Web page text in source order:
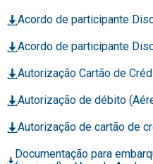
Acordo de participante
Acordo de participante
Autorização Cartão de
Autorização de débito
Autorização de cartão de
Documentação para